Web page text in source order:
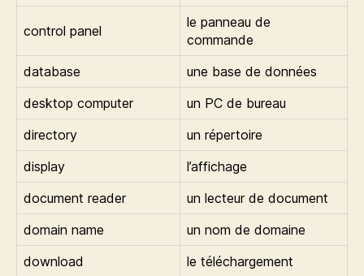
control panel
le panneau de
commande
database
une base de données
desktop computer
un PC de bureau
directory
un répertoire
display
l’affichage
document reader
un lecteur de document
domain name
un nom de domaine
download
le téléchargement